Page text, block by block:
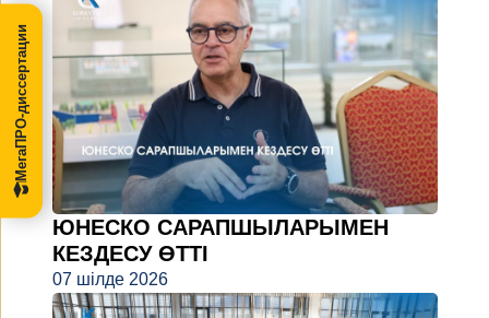
ЮНЕСКО САРАПШЫЛАРЫМЕН
КЕЗДЕСУ ӨТТІ
07 шілде 2026
МегаПРО-диссертации